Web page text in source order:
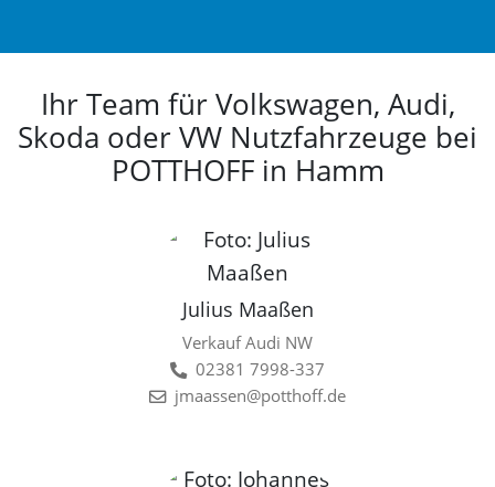
Ihr Team für Volkswagen, Audi,
Skoda oder VW Nutzfahrzeuge bei
POTTHOFF in Hamm
Julius Maaßen
Verkauf Audi NW
02381 7998-337
jmaassen@potthoff.de